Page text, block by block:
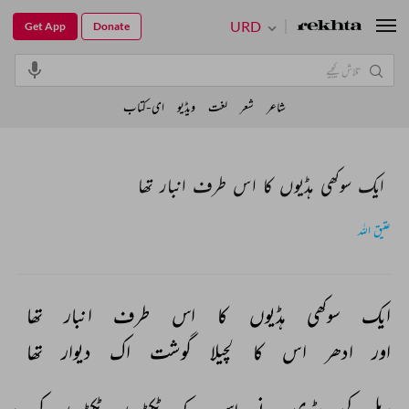
ایک سوکھی ہڈیوں کا اس طرف انبار تھا
عتیق اللہ
ایک سوکھی ہڈیوں کا اس طرف انبار
تھا
اور
ادھر اس کا لچیلا گوشت اک دیوار تھا
URD
Get App Donate
شاعر شعر لغت ویڈیو ای-کتاب